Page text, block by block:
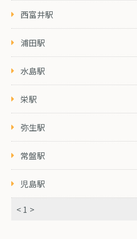
西富井駅
浦田駅
水島駅
栄駅
弥生駅
常盤駅
児島駅
< 1 >